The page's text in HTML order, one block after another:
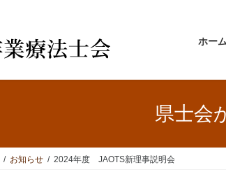
ホーム
県士会
お知らせ 2024年度 JAOTS新理事説明会